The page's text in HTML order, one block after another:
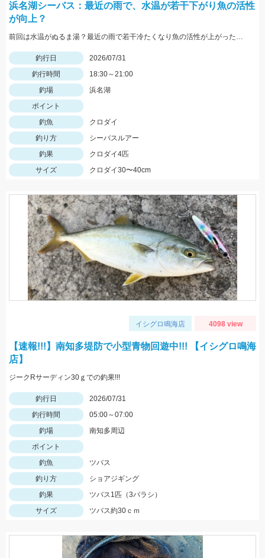
浜名湖シーバス：最近の雨で、水温が若干下がり魚の活性
が向上？
前回は水温がぬるま湯？最近の雨で若干冷たくなり魚の活性が上がったのかレクター71fを表層引きでバイト多数。
釣行日
2026/07/31
釣行時間
18:30～21:00
釣場
浜名湖
ポイント
釣魚
クロダイ
釣り方
シーバスルアー
釣果
クロダイ4匹
サイズ
クロダイ30〜40cm
イシグロ鳴海店 4098 view
【速報!!!】南知多堤防で小型青物回遊中!!! 【イシグロ鳴海
店】
ジークRサーディン30ｇでの釣果!!!
釣行日
2026/07/31
釣行時間
05:00～07:00
釣場
南知多周辺
ポイント
釣魚
ツバス
釣り方
ショアジギング
釣果
ツバス1匹（3バラシ）
サイズ
ツバス約30ｃｍ